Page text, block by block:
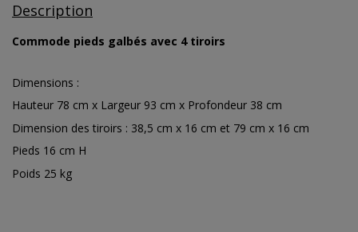
Description
Commode pieds galbés avec 4 tiroirs
Dimensions :
Hauteur 78 cm x Largeur 93 cm x Profondeur 38 cm
Dimension des tiroirs : 38,5 cm x 16 cm et 79 cm x 16 cm
Pieds 16 cm H
Poids 25 kg